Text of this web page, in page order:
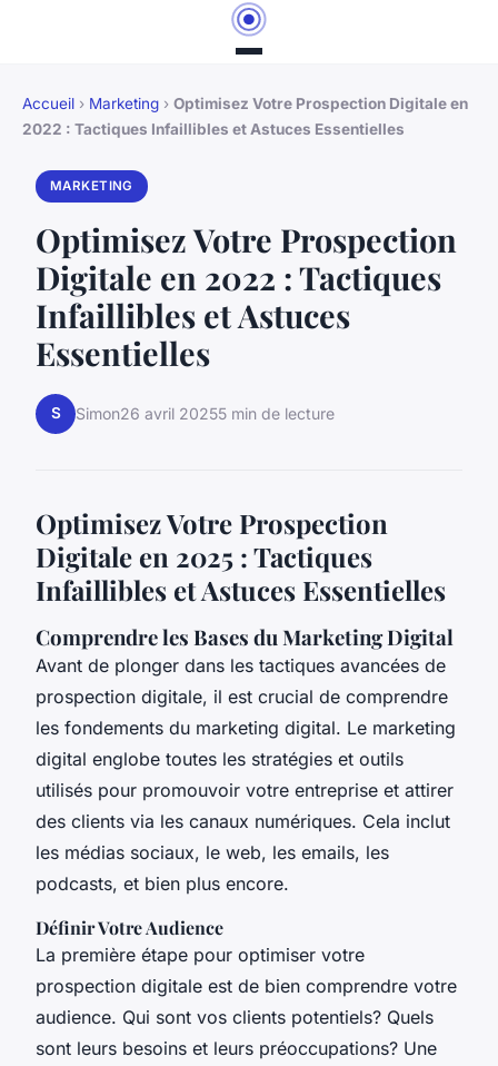
Accueil › Marketing › Optimisez Votre Prospection Digitale en
2022 : Tactiques Infaillibles et Astuces Essentielles
MARKETING
Optimisez Votre Prospection
Digitale en 2022 : Tactiques
Infaillibles et Astuces
Essentielles
S Simon26 avril 20255 min de lecture
Optimisez Votre Prospection
Digitale en 2025 : Tactiques
Infaillibles et Astuces Essentielles
Comprendre les Bases du Marketing Digital
Avant de plonger dans les tactiques avancées de
prospection digitale, il est crucial de comprendre
les fondements du marketing digital. Le marketing
digital englobe toutes les stratégies et outils
utilisés pour promouvoir votre entreprise et attirer
des clients via les canaux numériques. Cela inclut
les médias sociaux, le web, les emails, les
podcasts, et bien plus encore.
Définir Votre Audience
La première étape pour optimiser votre
prospection digitale est de bien comprendre votre
audience. Qui sont vos clients potentiels? Quels
sont leurs besoins et leurs préoccupations? Une